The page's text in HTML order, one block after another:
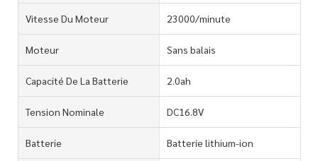
Vitesse Du Moteur 23000/minute
Moteur Sans balais
Capacité De La Batterie 2.0ah
Tension Nominale DC16.8V
Batterie Batterie lithium-ion